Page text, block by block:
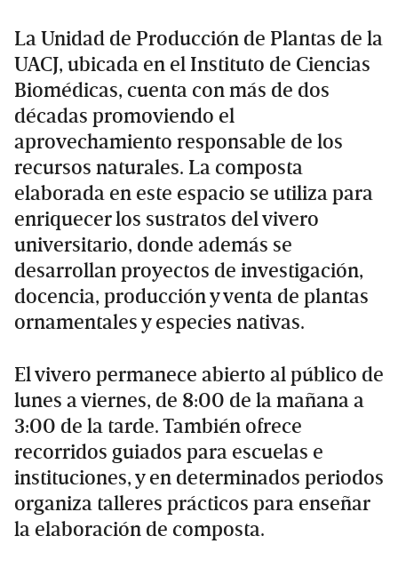
La Unidad de Producción de Plantas de la
UACJ, ubicada en el Instituto de Ciencias
Biomédicas, cuenta con más de dos
décadas promoviendo el
aprovechamiento responsable de los
recursos naturales. La composta
elaborada en este espacio se utiliza para
enriquecer los sustratos del vivero
universitario, donde además se
desarrollan proyectos de investigación,
docencia, producción y venta de plantas
ornamentales y especies nativas.
El vivero permanece abierto al público de
lunes a viernes, de 8:00 de la mañana a
3:00 de la tarde. También ofrece
recorridos guiados para escuelas e
instituciones, y en determinados periodos
organiza talleres prácticos para enseñar
la elaboración de composta.